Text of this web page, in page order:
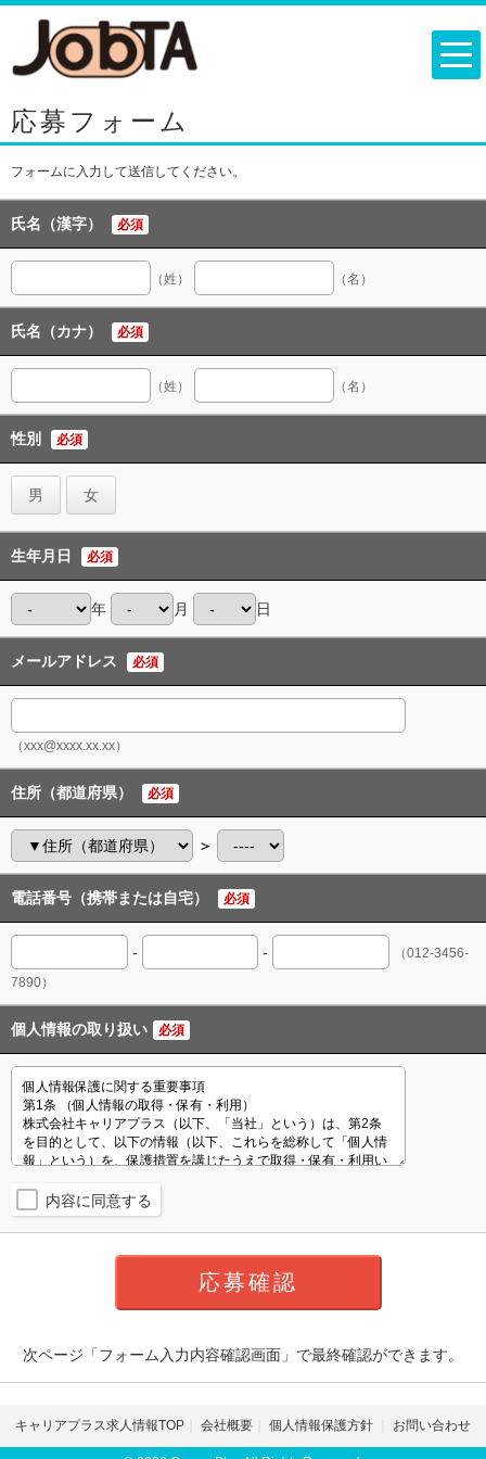
応募フォーム
フォームに入力して送信してください。
氏名（漢字） 必須
（姓） （名）
氏名（カナ） 必須
（姓） （名）
性別 必須
男 女
生年月日 必須
年 月 日
メールアドレス 必須
（xxx@xxxx.xx.xx）
住所（都道府県） 必須
＞
電話番号（携帯または自宅） 必須
- -
（012-3456-
7890）
個人情報の取り扱い 必須
内容に同意する
次ページ「フォーム入力内容確認画面」で最終確認ができます。
キャリアプラス求人情報TOP 会社概要 個人情報保護方針 お問い合わせ